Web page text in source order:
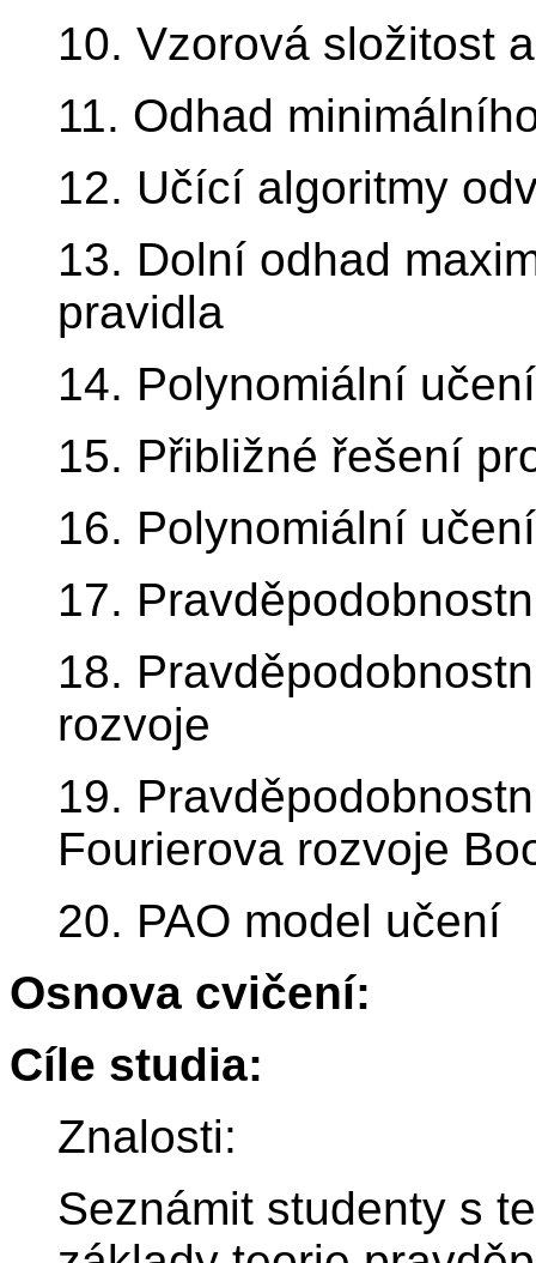
10. Vzorová složitost
11. Odhad
12. Učící algoritmy
13. Dolní odhad
pravidla
14. Polynomiální
15. Přibližné řešení
16. Polynomiální
17.
18.
rozvoje
19.
Fourierova rozvoje
20. PAO model učení
Osnova cvičení:
Cíle studia:
Znalosti:
Seznámit studenty s